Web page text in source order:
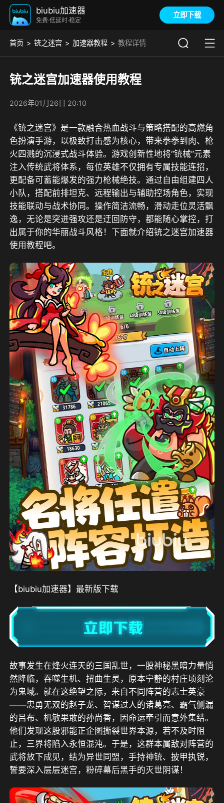
biubiu加速器
免费·低延时·稳定
立即下载
首页 铳之迷宫 加速器教程 教程详情
铳之迷宫加速器使用教程
2026年01月26日 20:10
《铳之迷宫》 是一款融合热血战斗与策略搭配的高燃角
色扮演手游，以极致打击感为核心，带来拳拳到肉、枪
火四溅的沉浸式战斗体验。游戏创新性地将“铳械”元素
注入传统武将体系，每位英雄不仅拥有专属技能连招，
更配备可蓄能爆发的强力枪械绝技。通过自由组建四人
小队，搭配前排坦克、远程输出与辅助控场角色，实现
技能联动与战术协同。操作简洁流畅，滑动走位灵活飘
逸，无论是突进强攻还是迂回防守，都能随心掌控，打
出属于你的华丽战斗风格 ！下面就介绍铳之迷宫加速器
使用教程吧。
【biubiu加速器】最新版下载
故事发生在烽火连天的三国乱世，一股神秘黑暗力量悄
然降临，吞噬生机、扭曲生灵，原本宁静的村庄顷刻沦
为鬼域。就在这绝望之际，来自不同阵营的志士英豪
——忠勇无双的赵子龙、智谋过人的诸葛亮、霸气侧漏
的吕布、机敏果敢的孙尚香，因命运牵引而意外集结。
他们发现这股邪能正企图撕裂世界本源，若不及时阻
止，三界将陷入永恒混沌。于是，这群本属敌对阵营的
武将放下成见，结为异世同盟，手持神铳、披甲执锐，
誓要深入层层迷宫，粉碎幕后黑手的灭世阴谋！